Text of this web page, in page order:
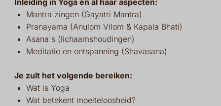
Mantra zingen (Gayatri Mantra)
Pranayama (Anulom Vilom & Kapala Bhati)
Asana's (lichaamshoudingen)
Meditatie en ontspanning (Shavasana)
Je zult het volgende bereiken:
Wat is Yoga
Wat betekent moeiteloosheid?